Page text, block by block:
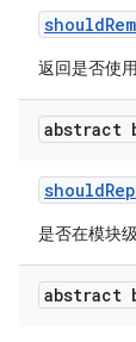
should
返回是否使
abstract
should
是否在模块
abstract